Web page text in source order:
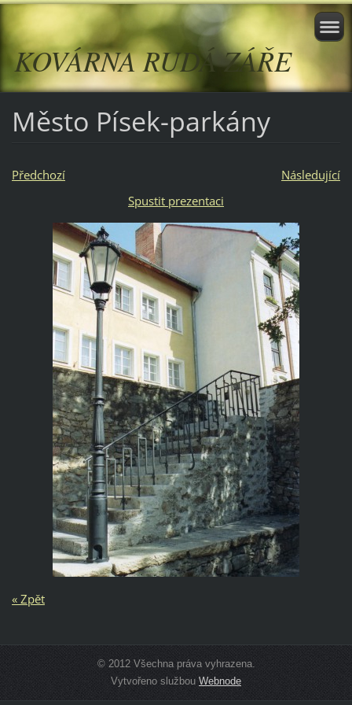
KOVÁRNA RUDÁ ZÁŘE
Město Písek-parkány
Předchozí
Následující
Spustit prezentaci
« Zpět
© 2012 Všechna práva vyhrazena.
Vytvořeno službouWebnode